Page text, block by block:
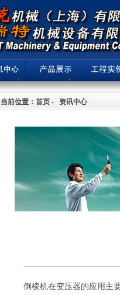
当前位置：首页 - 资讯中心
倒棱机在变压器的应用主